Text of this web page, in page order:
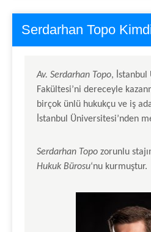
Serdarhan Topo
Av. Serdarhan Topo, İstanbul
Fakültesi’ni dereceyle
birçok ünlü hukukçu ve iş
İstanbul Üniversitesi’nden
Serdarhan Topo zorunlu
Hukuk Bürosu‘nu kurmuştur.